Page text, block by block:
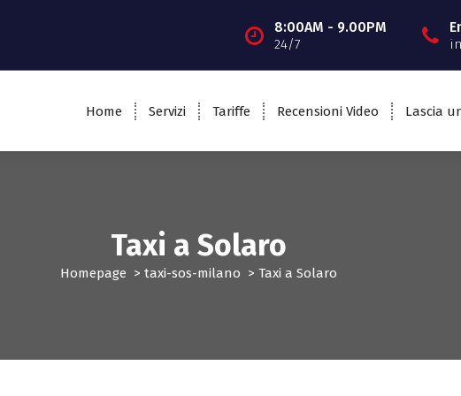
8:00AM - 9.00PM
24/7
Home Servizi Tariffe Recensioni Video Lascia
Taxi a Solaro
Homepage > taxi-sos-milano > Taxi a Solaro